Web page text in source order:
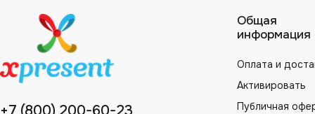
Общая
информация
Оплата и
Активировать
Публичная